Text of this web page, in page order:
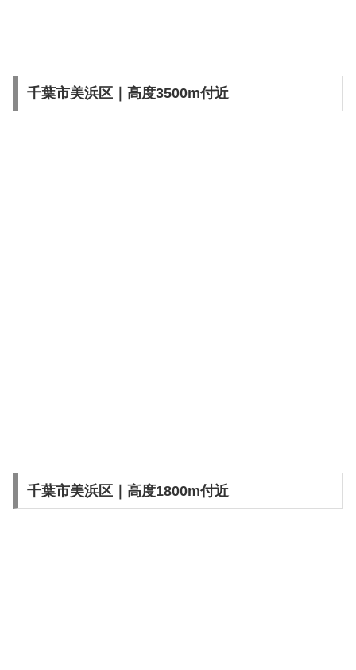
千葉市美浜区｜高度3500m付近
千葉市美浜区｜高度1800m付近